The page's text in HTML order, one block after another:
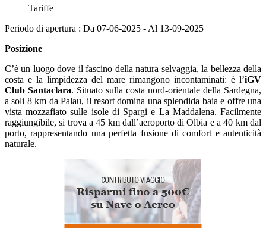
Tariffe
Periodo di apertura : Da 07-06-2025 - Al 13-09-2025
Posizione
C’è un luogo dove il fascino della natura selvaggia, la bellezza della
costa e la limpidezza del mare rimangono incontaminati: è l’iGV
Club Santaclara. Situato sulla costa nord-orientale della Sardegna,
a soli 8 km da Palau, il resort domina una splendida baia e offre una
vista mozzafiato sulle isole di Spargi e La Maddalena. Facilmente
raggiungibile, si trova a 45 km dall’aeroporto di Olbia e a 40 km dal
porto, rappresentando una perfetta fusione di comfort e autenticità
naturale.